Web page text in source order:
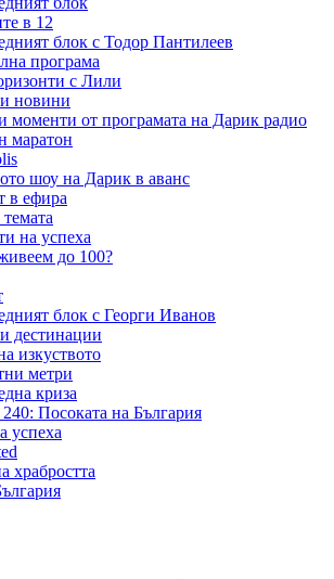
в 12
блок с Тодор Пантилеев
програма
с Лили
новини
моменти от програмата на Дарик радио
маратон
шоу на Дарик в аванс
в ефира
на успеха
до 100?
блок с Георги Иванов
дестинации
изкуството
метри
криза
Посоката на България
успеха
храбростта